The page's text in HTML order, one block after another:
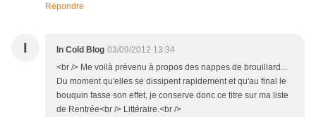
Répondre
I In Cold Blog 03/09/2012 13:34
<br /> Me voilà prévenu à propos des nappes de brouillard...
Du moment qu'elles se dissipent rapidement et qu'au final le
bouquin fasse son effet, je conserve donc ce titre sur ma liste
de Rentrée<br /> Littéraire.<br />